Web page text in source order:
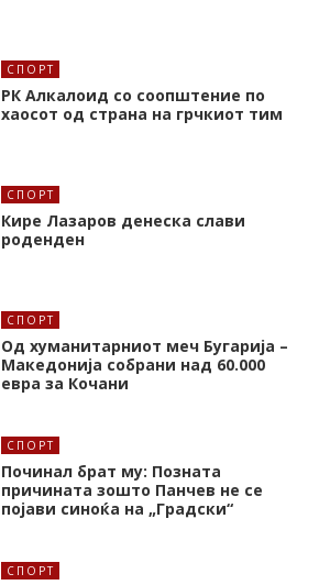
СПОРТ
РК Алкалоид со соопштение по
хаосот од страна на грчкиот тим
СПОРТ
Кире Лазаров денеска слави
роденден
СПОРТ
Од хуманитарниот меч Бугарија –
Македонија собрани над 60.000
евра за Кочани
СПОРТ
Починал брат му: Позната
причината зошто Панчев не се
појави синоќа на „Градски“
СПОРТ